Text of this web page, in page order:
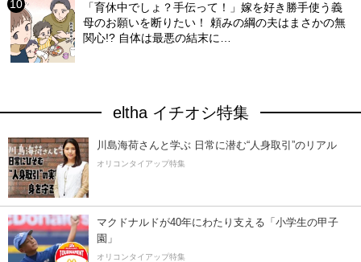
「育休中でしょ？手伝って！」嫁を好き勝手使う義
母のお願いを断りたい！ 頼みの綱の夫はまさかの無
関心!? 自体は最悪の結末に…
eltha イチオシ特集
川島海荷さんと学ぶ 日常に潜む“人身取引”のリアル
オリコンタイアップ特集
マクドナルドが40年にわたり支える「小学生の甲子
園」
オリコンタイアップ特集